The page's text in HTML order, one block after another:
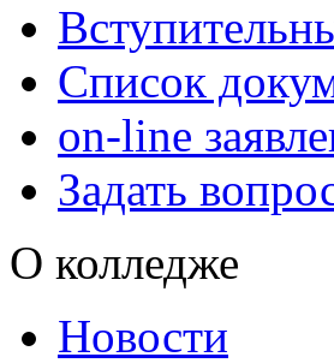
Список
on-line
Задать
О колледже
Новости